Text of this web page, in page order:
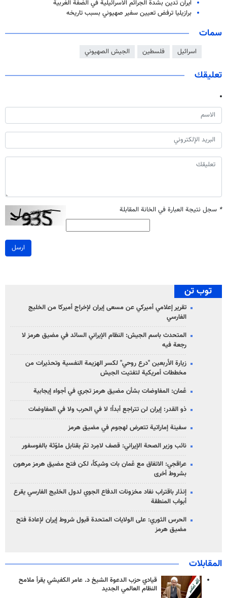
ايران تدين بشدة الجرائم الاسرائيلية في الضفة الغربية
برازيليا ترفض تعيين سفير صهيوني بسبب تاريخه
سمات
اسرائيل فلسطين الجيش الصهيوني
تعليقك
* سجل نتيجة العبارة في الخانة المقابلة
ارسل
توب تن
تقرير إعلامي أميركي عن مسعى إيران لإخراج أميركا من الخليج
الفارسي
المتحدث باسم الجيش: النظام الإيراني السائد في مضيق هرمز لا
رجعة فيه
زيارة الأربعين "درع روحي" لكسر الهزيمة النفسية وتحذيرات من
مخططات أمريكية لتفتيت الجيش
عُمان: المفاوضات بشأن مضيق هرمز تجري في أجواء إيجابية
ذو القدر: إيران لن تتراجع أبداً؛ لا في الحرب ولا في المفاوضات
سفينة إماراتية تتعرض لهجوم في مضيق هرمز
نائب وزير الصحة الإيراني: قصف لامِرد تمّ بقنابل ملوّثة بالفوسفور
عراقجي: الاتفاق مع عُمان بات وشيكاً، لكن فتح مضيق هرمز مرهون
بشروط أخرى
إنذار باقتراب نفاد مخزونات الدفاع الجوي لدول الخليج الفارسي يقرع
أبواب المنطقة
الحرس الثوري: على الولايات المتحدة قبول شروط إيران لإعادة فتح
مضيق هرمز
المقابلات
قيادي حزب الدعوة الشيخ د. عامر الكفيشي يقرأ ملامح
النظام العالمي الجديد